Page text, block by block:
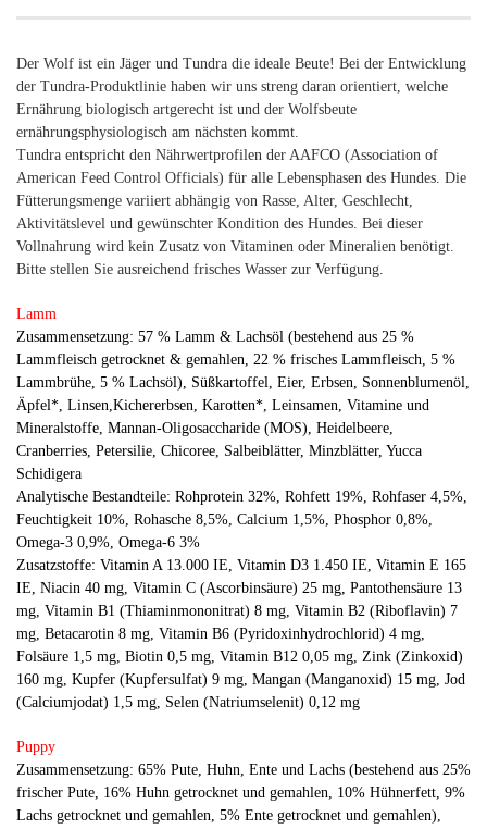
Der Wolf ist ein Jäger und Tundra die ideale Beute! Bei der Entwicklung
der Tundra-Produktlinie haben wir uns streng daran orientiert, welche
Ernährung biologisch artgerecht ist und der Wolfsbeute
ernährungsphysiologisch am nächsten kommt.
Tundra entspricht den Nährwertprofilen der AAFCO (Association of
American Feed Control Officials) für alle Lebensphasen des Hundes. Die
Fütterungsmenge variiert abhängig von Rasse, Alter, Geschlecht,
Aktivitätslevel und gewünschter Kondition des Hundes. Bei dieser
Vollnahrung wird kein Zusatz von Vitaminen oder Mineralien benötigt.
Bitte stellen Sie ausreichend frisches Wasser zur Verfügung.
Lamm
Zusammensetzung: 57 % Lamm & Lachsöl (bestehend aus 25 %
Lammfleisch getrocknet & gemahlen, 22 % frisches Lammfleisch, 5 %
Lammbrühe, 5 % Lachsöl), Süßkartoffel, Eier, Erbsen, Sonnenblumenöl,
Äpfel*, Linsen,Kichererbsen, Karotten*, Leinsamen, Vitamine und
Mineralstoffe, Mannan-Oligosaccharide (MOS), Heidelbeere,
Cranberries, Petersilie, Chicoree, Salbeiblätter, Minzblätter, Yucca
Schidigera
Analytische Bestandteile: Rohprotein 32%, Rohfett 19%, Rohfaser 4,5%,
Feuchtigkeit 10%, Rohasche 8,5%, Calcium 1,5%, Phosphor 0,8%,
Omega-3 0,9%, Omega-6 3%
Zusatzstoffe: Vitamin A 13.000 IE, Vitamin D3 1.450 IE, Vitamin E 165
IE, Niacin 40 mg, Vitamin C (Ascorbinsäure) 25 mg, Pantothensäure 13
mg, Vitamin B1 (Thiaminmononitrat) 8 mg, Vitamin B2 (Riboflavin) 7
mg, Betacarotin 8 mg, Vitamin B6 (Pyridoxinhydrochlorid) 4 mg,
Folsäure 1,5 mg, Biotin 0,5 mg, Vitamin B12 0,05 mg, Zink (Zinkoxid)
160 mg, Kupfer (Kupfersulfat) 9 mg, Mangan (Manganoxid) 15 mg, Jod
(Calciumjodat) 1,5 mg, Selen (Natriumselenit) 0,12 mg
Puppy
Zusammensetzung: 65% Pute, Huhn, Ente und Lachs (bestehend aus 25%
frischer Pute, 16% Huhn getrocknet und gemahlen, 10% Hühnerfett, 9%
Lachs getrocknet und gemahlen, 5% Ente getrocknet und gemahlen),